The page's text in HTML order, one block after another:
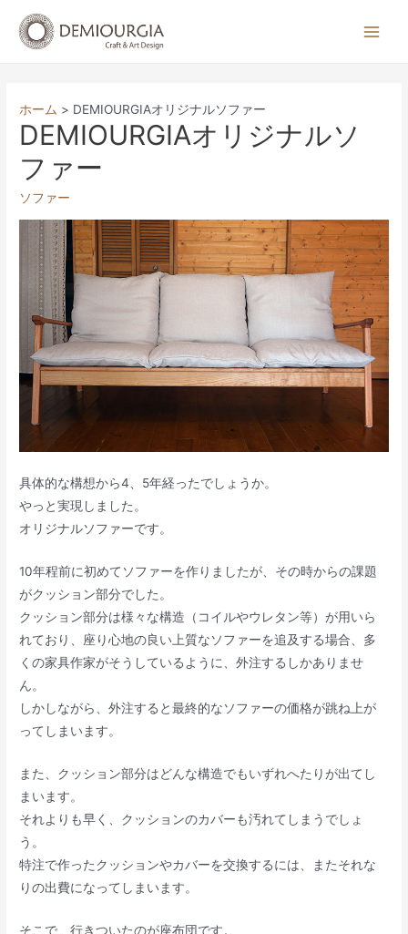
ホーム DEMIOURGIAオリジナルソファー
DEMIOURGIAオリジナルソ
ファー
ソファー
具体的な構想から4、5年経ったでしょうか。
やっと実現しました。
オリジナルソファーです。
10年程前に初めてソファーを作りましたが、その時からの課題
がクッション部分でした。
クッション部分は様々な構造（コイルやウレタン等）が用いら
れており、座り心地の良い上質なソファーを追及する場合、多
くの家具作家がそうしているように、外注するしかありませ
ん。
しかしながら、外注すると最終的なソファーの価格が跳ね上が
ってしまいます。
また、クッション部分はどんな構造でもいずれへたりが出てし
まいます。
それよりも早く、クッションのカバーも汚れてしまうでしょ
う。
特注で作ったクッションやカバーを交換するには、またそれな
りの出費になってしまいます。
そこで、行きついたのが座布団です。